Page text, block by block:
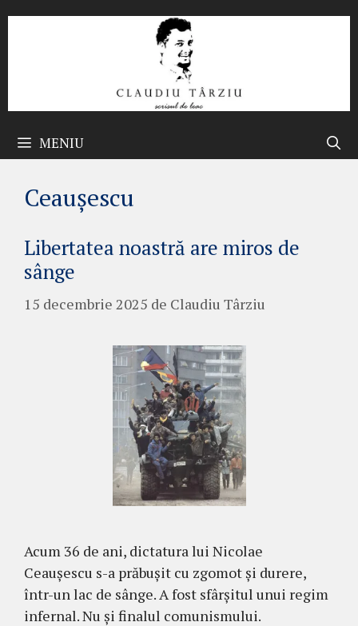
MENIU
Ceaușescu
Libertatea noastră are miros de
sânge
15 decembrie 2025 de Claudiu Târziu
Acum 36 de ani, dictatura lui Nicolae
Ceaușescu s-a prăbușit cu zgomot și durere,
într-un lac de sânge. A fost sfârșitul unui regim
infernal. Nu și finalul comunismului.